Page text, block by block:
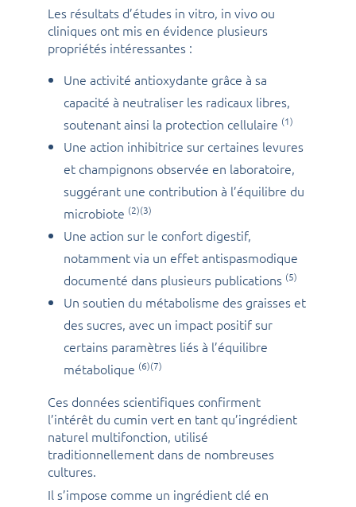
Les résultats d’études in vitro, in vivo ou
cliniques ont mis en évidence plusieurs
propriétés intéressantes :
Une activité antioxydante grâce à sa
capacité à neutraliser les radicaux libres,
soutenant ainsi la protection cellulaire (1)
Une action inhibitrice sur certaines levures
et champignons observée en laboratoire,
suggérant une contribution à l’équilibre du
microbiote (2)(3)
Une action sur le confort digestif,
notamment via un effet antispasmodique
documenté dans plusieurs publications (5)
Un soutien du métabolisme des graisses et
des sucres, avec un impact positif sur
certains paramètres liés à l’équilibre
métabolique (6)(7)
Ces données scientifiques confirment
l’intérêt du cumin vert en tant qu’ingrédient
naturel multifonction, utilisé
traditionnellement dans de nombreuses
cultures.
Il s’impose comme un ingrédient clé en